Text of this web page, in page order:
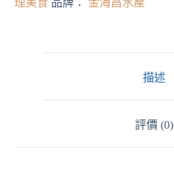
理美食 品牌： 金海昌水產
描述
評價 (0)